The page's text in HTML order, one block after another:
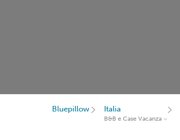
Bluepillow Italia
B&B e Case Vacanza